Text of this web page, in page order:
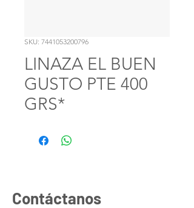
SKU: 7441053200796
LINAZA EL BUEN
GUSTO PTE 400
GRS*
Contáctanos